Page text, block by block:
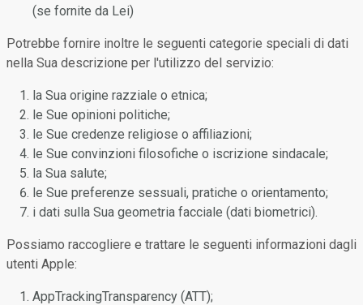
(se fornite da Lei)
Potrebbe fornire inoltre le seguenti categorie speciali di dati
nella Sua descrizione per l'utilizzo del servizio:
la Sua origine razziale o etnica;
le Sue opinioni politiche;
le Sue credenze religiose o affiliazioni;
le Sue convinzioni filosofiche o iscrizione sindacale;
la Sua salute;
le Sue preferenze sessuali, pratiche o orientamento;
i dati sulla Sua geometria facciale (dati biometrici).
Possiamo raccogliere e trattare le seguenti informazioni dagli
utenti Apple:
AppTrackingTransparency (ATT);